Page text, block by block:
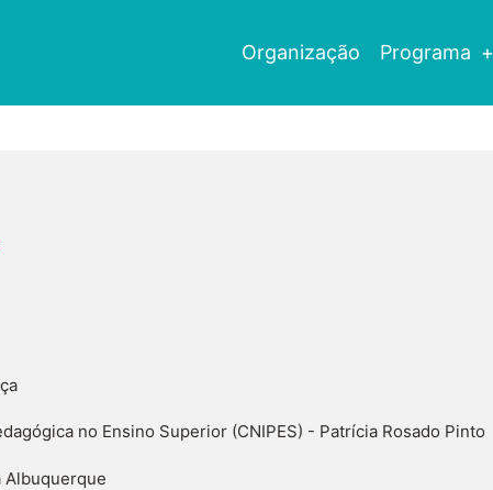
Navegação
Organização Programa
no Ensino Superior (CNIPES) - Patrícia Rosado Pinto
Albuquerque